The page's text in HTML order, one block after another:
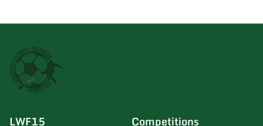
LWF15 Competitions